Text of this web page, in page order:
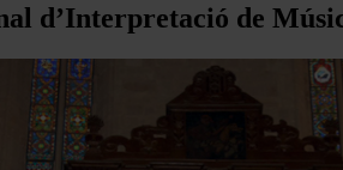
d’Interpretació de